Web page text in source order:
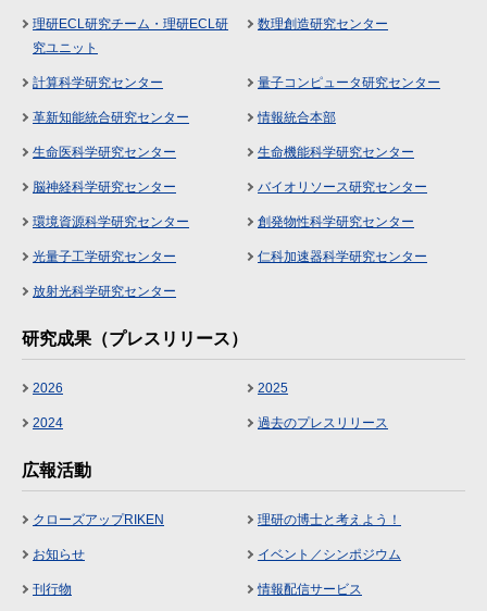
理研ECL研究チーム・理研ECL研
究ユニット
数理創造研究センター
計算科学研究センター 量子コンピュータ研究センター
革新知能統合研究センター 情報統合本部
生命医科学研究センター 生命機能科学研究センター
脳神経科学研究センター バイオリソース研究センター
環境資源科学研究センター 創発物性科学研究センター
光量子工学研究センター 仁科加速器科学研究センター
放射光科学研究センター
研究成果（プレスリリース）
2026 2025
2024 過去のプレスリリース
広報活動
クローズアップRIKEN 理研の博士と考えよう！
お知らせ イベント／シンポジウム
刊行物 情報配信サービス